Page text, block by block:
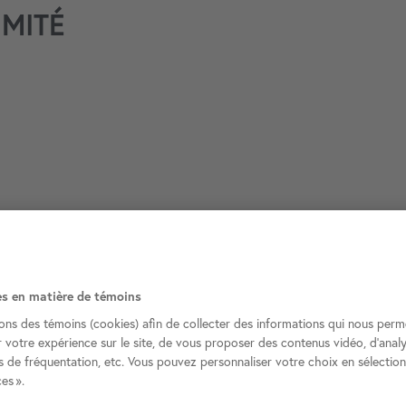
associé M. Wilbrod Dubé
en matière de témoins
des témoins (cookies) afin de collecter des informations qui nous
votre expérience sur le site, de vous proposer des contenus vidéo,
de fréquentation, etc. Vous pouvez personnaliser votre choix en
».